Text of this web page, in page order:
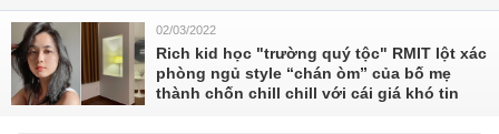
02/03/2022
Rich kid học "trường quý tộc" RMIT lột xác
phòng ngủ style “chán òm” của bố mẹ
thành chốn chill chill với cái giá khó tin